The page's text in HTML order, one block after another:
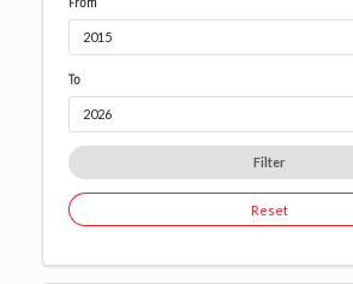
To
Filter
Reset